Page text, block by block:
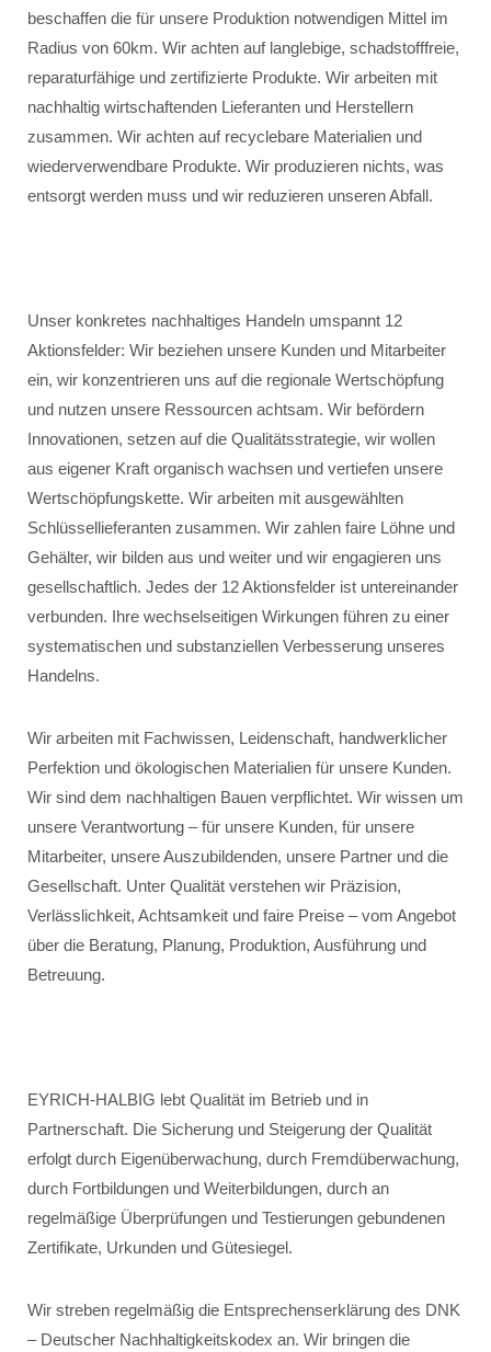
beschaffen die für unsere Produktion notwendigen Mittel im
Radius von 60km. Wir achten auf langlebige, schadstofffreie,
reparaturfähige und zertifizierte Produkte. Wir arbeiten mit
nachhaltig wirtschaftenden Lieferanten und Herstellern
zusammen. Wir achten auf recyclebare Materialien und
wiederverwendbare Produkte. Wir produzieren nichts, was
entsorgt werden muss und wir reduzieren unseren Abfall.
Unser konkretes nachhaltiges Handeln umspannt 12
Aktionsfelder: Wir beziehen unsere Kunden und Mitarbeiter
ein, wir konzentrieren uns auf die regionale Wertschöpfung
und nutzen unsere Ressourcen achtsam. Wir befördern
Innovationen, setzen auf die Qualitätsstrategie, wir wollen
aus eigener Kraft organisch wachsen und vertiefen unsere
Wertschöpfungskette. Wir arbeiten mit ausgewählten
Schlüssellieferanten zusammen. Wir zahlen faire Löhne und
Gehälter, wir bilden aus und weiter und wir engagieren uns
gesellschaftlich. Jedes der 12 Aktionsfelder ist untereinander
verbunden. Ihre wechselseitigen Wirkungen führen zu einer
systematischen und substanziellen Verbesserung unseres
Handelns.
Wir arbeiten mit Fachwissen, Leidenschaft, handwerklicher
Perfektion und ökologischen Materialien für unsere Kunden.
Wir sind dem nachhaltigen Bauen verpflichtet. Wir wissen um
unsere Verantwortung – für unsere Kunden, für unsere
Mitarbeiter, unsere Auszubildenden, unsere Partner und die
Gesellschaft. Unter Qualität verstehen wir Präzision,
Verlässlichkeit, Achtsamkeit und faire Preise – vom Angebot
über die Beratung, Planung, Produktion, Ausführung und
Betreuung.
EYRICH-HALBIG lebt Qualität im Betrieb und in
Partnerschaft. Die Sicherung und Steigerung der Qualität
erfolgt durch Eigenüberwachung, durch Fremdüberwachung,
durch Fortbildungen und Weiterbildungen, durch an
regelmäßige Überprüfungen und Testierungen gebundenen
Zertifikate, Urkunden und Gütesiegel.
Wir streben regelmäßig die Entsprechenserklärung des DNK
– Deutscher Nachhaltigkeitskodex an. Wir bringen die